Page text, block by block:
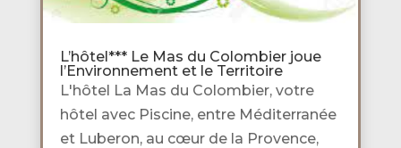
L’hôtel*** Le Mas du Colombier joue
l’Environnement et le Territoire
L'hôtel La Mas du Colombier, votre
hôtel avec Piscine, entre Méditerranée
et Luberon, au cœur de la Provence,